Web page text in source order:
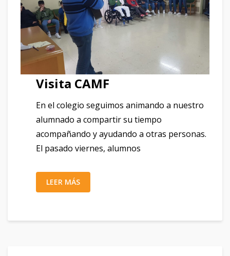
Visita CAMF
En el colegio seguimos animando a nuestro
alumnado a compartir su tiempo
acompañando y ayudando a otras personas.
El pasado viernes, alumnos
LEER MÁS